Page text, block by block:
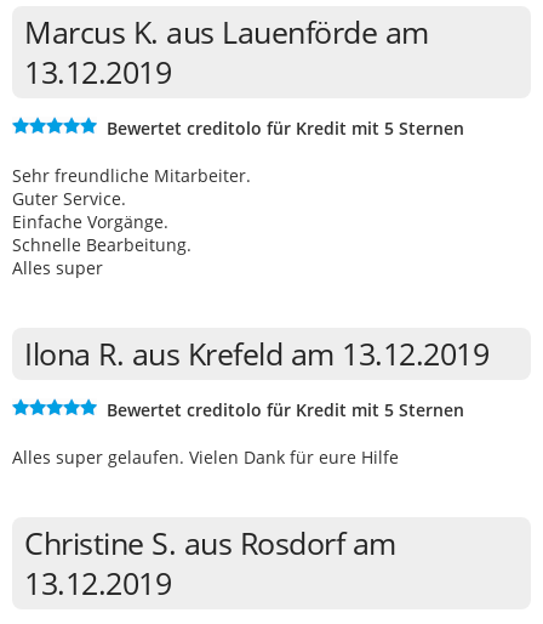
Marcus K. aus Lauenförde am
13.12.2019
Bewertet creditolo für Kredit mit 5 Sternen
Sehr freundliche Mitarbeiter.
Guter Service.
Einfache Vorgänge.
Schnelle Bearbeitung.
Alles super
Ilona R. aus Krefeld am 13.12.2019
Bewertet creditolo für Kredit mit 5 Sternen
Alles super gelaufen. Vielen Dank für eure Hilfe
Christine S. aus Rosdorf am
13.12.2019